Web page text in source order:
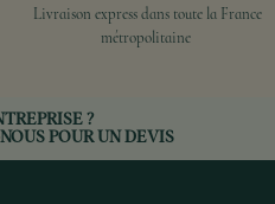
Livraison express dans toute la France
métropolitaine
?
POUR UN DEVIS